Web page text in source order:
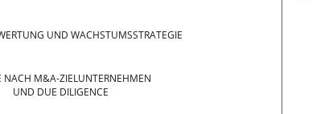
UND WACHSTUMSSTRATEGIE
NACH M&A-ZIELUNTERNEHMEN
UND DUE DILIGENCE